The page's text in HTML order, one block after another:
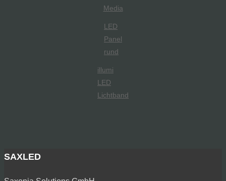
Media
LED
Panel
rund
illumi
LED
Lichtband
SAXLED